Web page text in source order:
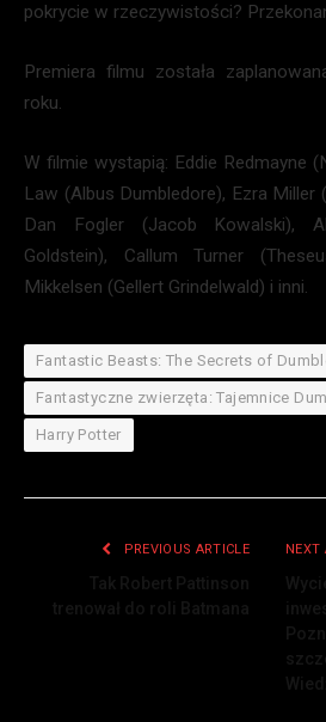
pokrycie w rzeczywistości?
Premiera filmu została
roku.
W filmie wystapią: Eddie Redmayne
Law (Albus Dumbledore), Ezra Miller
Dan Fogler (Jacob Kowalski),
Goldstein), Callum Turner
Mikkelsen (Gellert Grindelwald) i inni.
Fantastic Beasts: The Secrets of
Fantastyczne zwierzęta: Tajemnice
Harry Potter
PREVIOUS ARTICLE NEXT